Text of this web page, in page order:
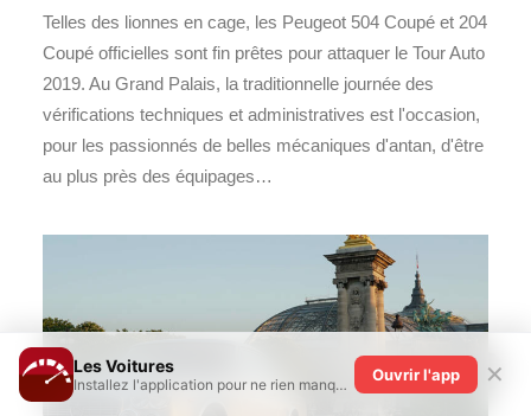
Telles des lionnes en cage, les Peugeot 504 Coupé et 204
Coupé officielles sont fin prêtes pour attaquer le Tour Auto
2019. Au Grand Palais, la traditionnelle journée des
vérifications techniques et administratives est l'occasion,
pour les passionnés de belles mécaniques d'antan, d'être
au plus près des équipages…
Les Voitures
Installez l'application pour ne rien manquer !
Ouvrir l'app ✕